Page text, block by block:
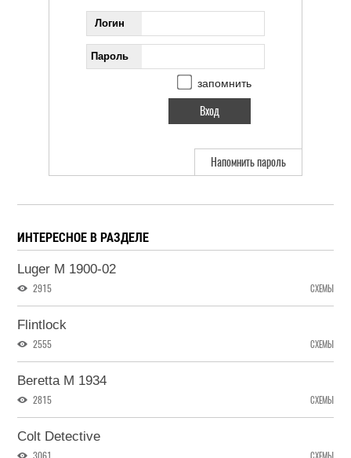
Логин
Пароль
запомнить
Напомнить пароль
ИНТЕРЕСНОЕ В РАЗДЕЛЕ
Luger M 1900-02
2915 СХЕМЫ
Flintlock
2555 СХЕМЫ
Beretta M 1934
2815 СХЕМЫ
Colt Detective